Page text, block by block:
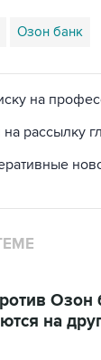
Озон банк
на
рассылку
Озон
на